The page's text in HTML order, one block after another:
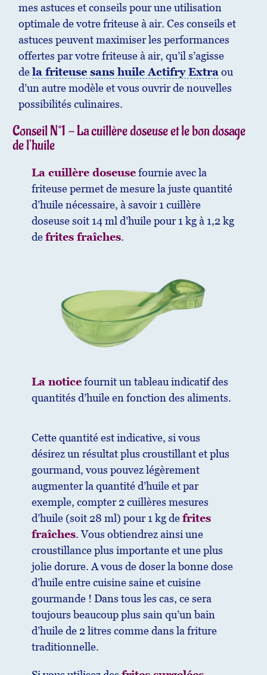
mes astuces et conseils pour une utilisation
optimale de votre friteuse à air. Ces conseils et
astuces peuvent maximiser les performances
offertes par votre friteuse à air, qu’il s’agisse
dela friteuse sans huile Actifry Extra ou
d’un autre modèle et vous ouvrir de nouvelles
possibilités culinaires.
Conseil N°1 - La cuillère doseuse et le bon dosage
de l’huile
La cuillère doseusefournie avec la
friteuse permet de mesure la juste quantité
d’huile nécessaire, à savoir 1 cuillère
doseuse soit 14 ml d’huile pour 1 kg à 1,2 kg
defrites fraîches.
La noticefournit un tableau indicatif des
quantités d’huile en fonction des aliments.
Cette quantité est indicative, si vous
désirez un résultat plus croustillant et plus
gourmand, vous pouvez légèrement
augmenter la quantité d’huile et par
exemple, compter 2 cuillères mesures
d’huile (soit 28 ml) pour 1 kg defrites
fraîches. Vous obtiendrez ainsi une
croustillance plus importante et une plus
jolie dorure. A vous de doser la bonne dose
d’huile entre cuisine saine et cuisine
gourmande ! Dans tous les cas, ce sera
toujours beaucoup plus sain qu’un bain
d’huile de 2 litres comme dans la friture
traditionnelle.